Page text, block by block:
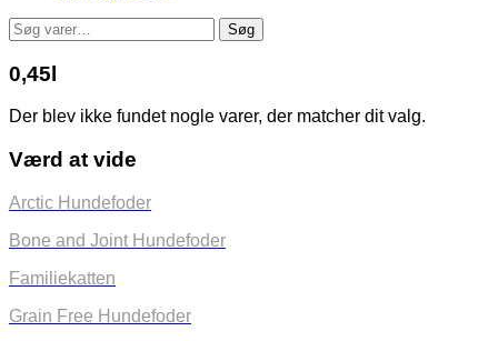
Søg
efter:
Søg
0,45l
Der blev ikke fundet nogle varer, der matcher dit valg.
Værd at vide
Arctic Hundefoder
Bone and Joint Hundefoder
Familiekatten
Grain Free Hundefoder